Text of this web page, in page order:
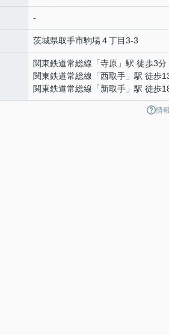
-
茨城県取手市駒場４丁目3-3
関東鉄道常総線 「寺原 」駅 徒歩3分
関東鉄道常総線 「西取手 」駅 徒歩
関東鉄道常総線 「新取手 」駅 徒歩
情